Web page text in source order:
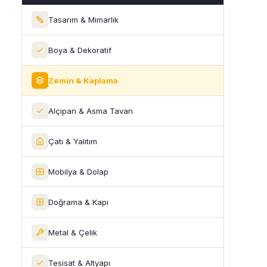
Tasarım & Mimarlık
Boya & Dekoratif
Zemin & Kaplama
Alçıpan & Asma Tavan
Çatı & Yalıtım
Mobilya & Dolap
Doğrama & Kapı
Metal & Çelik
Tesisat & Altyapı